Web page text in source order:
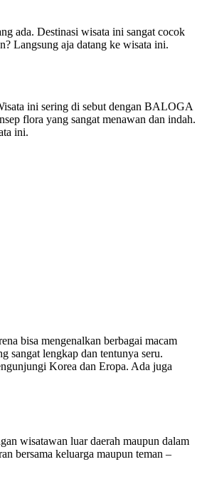
ada. Destinasi wisata ini sangat cocok
Langsung aja datang ke wisata ini.
ini sering di sebut dengan BALOGA
flora yang sangat menawan dan indah.
ini.
bisa mengenalkan berbagai macam
sangat lengkap dan tentunya seru.
Korea dan Eropa. Ada juga
wisatawan luar daerah maupun dalam
bersama keluarga maupun teman –